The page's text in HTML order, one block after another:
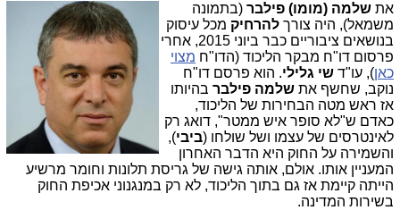
את שלמה (מומו) פילבר (בתמונה
משמאל), היה צורך להרחיק מכל עיסוק
בנושאים ציבוריים כבר ביוני 2015, אחרי
פרסום דו"ח מבקר הליכוד (הדו"ח מצוי
כאן), עו"ד שי גלילי. הוא פרסם דו"ח
נוקב, שחשף את שלמה פילבר בהיותו
אז ראש מטה הבחירות של הליכוד,
כאדם ש"לא סופר איש ממטר", דואג רק
לאינטרסים של עצמו ושל שולחו (ביבי),
והשמירה על החוק היא הדבר האחרון
המעניין אותו. אולם, אותה גישה של גריסת תלונות וחומר מרשיע
הייתה קיימת אז גם בתוך הליכוד, לא רק במנגנוני אכיפת החוק
בשירות המדינה.